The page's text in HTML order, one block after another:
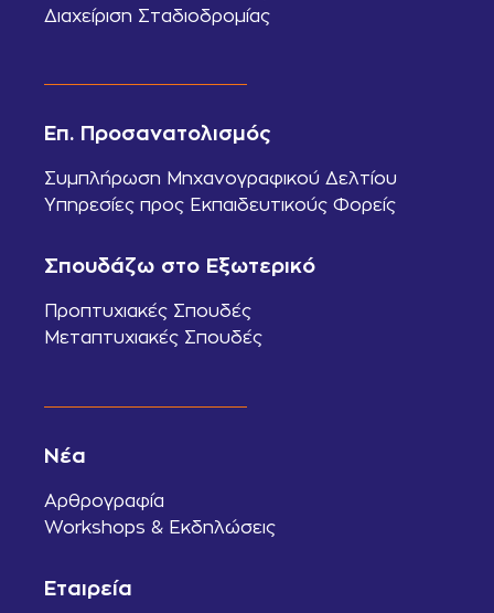
Διαχείριση Σταδιοδρομίας
Επ. Προσανατολισμός
Συμπλήρωση Μηχανογραφικού Δελτίου
Υπηρεσίες προς Εκπαιδευτικούς Φορείς
Σπουδάζω στο Εξωτερικό
Προπτυχιακές Σπουδές
Μεταπτυχιακές Σπουδές
Νέα
Αρθρογραφία
Workshops & Εκδηλώσεις
Εταιρεία